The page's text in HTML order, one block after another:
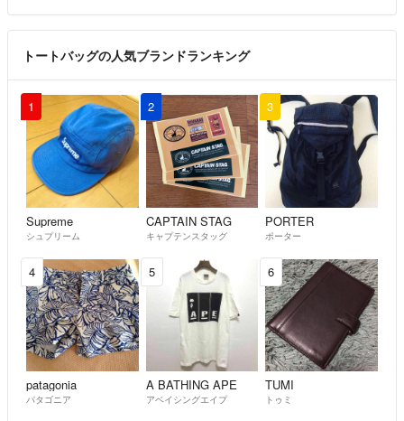
トートバッグの人気ブランドランキング
1
Supreme
シュプリーム
2
CAPTAIN STAG
キャプテンスタッグ
3
PORTER
ポーター
4
patagonia
パタゴニア
5
A BATHING APE
アベイシングエイプ
6
TUMI
トゥミ